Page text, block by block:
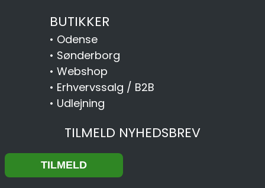
BUTIKKER
• Odense
• Sønderborg
• Webshop
• Erhvervssalg / B2B
• Udlejning
TILMELD NYHEDSBREV